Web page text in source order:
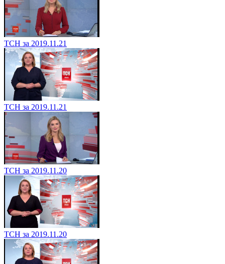
ТСН за 2019.11.21
ТСН за 2019.11.21
ТСН за 2019.11.20
ТСН за 2019.11.20